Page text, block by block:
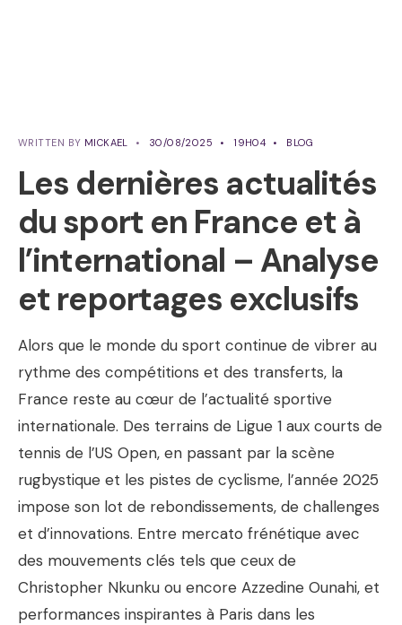
WRITTEN BY MICKAEL • 30/08/2025 • 19H04 • BLOG
Les dernières actualités
du sport en France et à
l’international – Analyse
et reportages exclusifs
Alors que le monde du sport continue de vibrer au
rythme des compétitions et des transferts, la
France reste au cœur de l’actualité sportive
internationale. Des terrains de Ligue 1 aux courts de
tennis de l’US Open, en passant par la scène
rugbystique et les pistes de cyclisme, l’année 2025
impose son lot de rebondissements, de challenges
et d’innovations. Entre mercato frénétique avec
des mouvements clés tels que ceux de
Christopher Nkunku ou encore Azzedine Ounahi, et
performances inspirantes à Paris dans les